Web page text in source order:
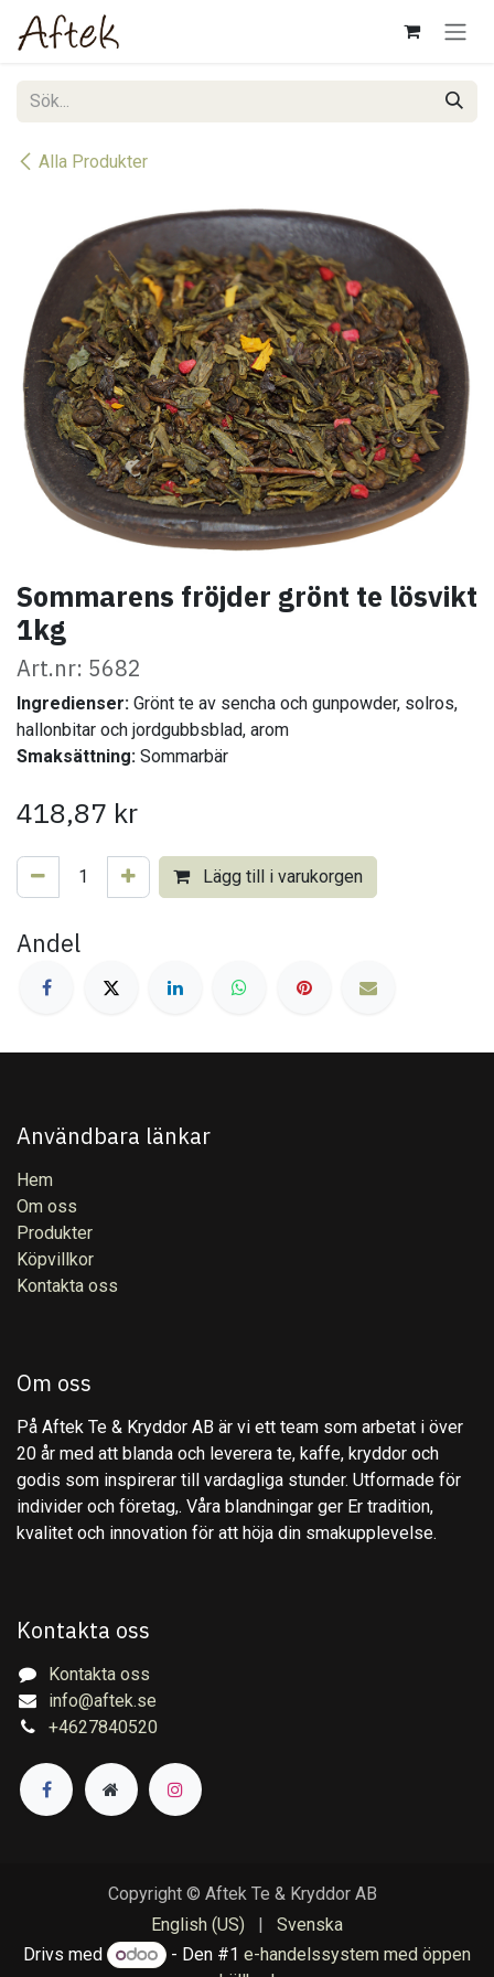
Hoppa till innehåll
Alla Produkter
Sommarens fröjder grönt te lösvikt
1kg
Art.nr: 5682
Ingredienser: Grönt te av sencha och gunpowder, solros,
hallonbitar och jordgubbsblad, arom
Smaksättning: Sommarbär
418,87 kr
Lägg till i varukorgen
Andel
Användbara länkar
Hem
Om oss
Produkter
Köpvillkor
Kontakta oss
Om oss
På Aftek Te & Kryddor AB är vi ett team som arbetat i över
20 år med att blanda och leverera te, kaffe, kryddor och
godis som inspirerar till vardagliga stunder. Utformade för
individer och företag,. Våra blandningar ger Er tradition,
kvalitet och innovation för att höja din smakupplevelse.
Kontakta oss
Kontakta oss
info@aftek.se
+4627840520
Copyright © Aftek Te & Kryddor AB
English (US)
|
Svenska
Drivs med
- Den #1e-handelssystem med öppen